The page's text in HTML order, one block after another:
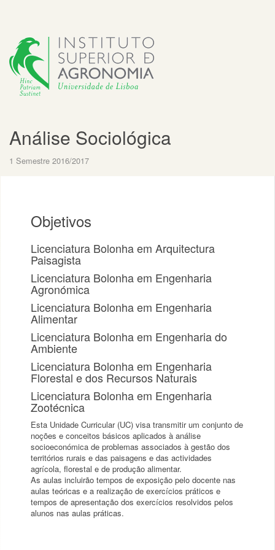
Análise Sociológica
1 Semestre 2016/2017
Objetivos
Licenciatura Bolonha em Arquitectura
Paisagista
Licenciatura Bolonha em Engenharia
Agronómica
Licenciatura Bolonha em Engenharia
Alimentar
Licenciatura Bolonha em Engenharia do
Ambiente
Licenciatura Bolonha em Engenharia
Florestal e dos Recursos Naturais
Licenciatura Bolonha em Engenharia
Zootécnica
Esta Unidade Curricular (UC) visa transmitir um conjunto de
noções e conceitos básicos aplicados à análise
socioeconómica de problemas associados à gestão dos
territórios rurais e das paisagens e das actividades
agrícola, florestal e de produção alimentar.
As aulas incluirão tempos de exposição pelo docente nas
aulas teóricas e a realização de exercícios práticos e
tempos de apresentação dos exercícios resolvidos pelos
alunos nas aulas práticas.